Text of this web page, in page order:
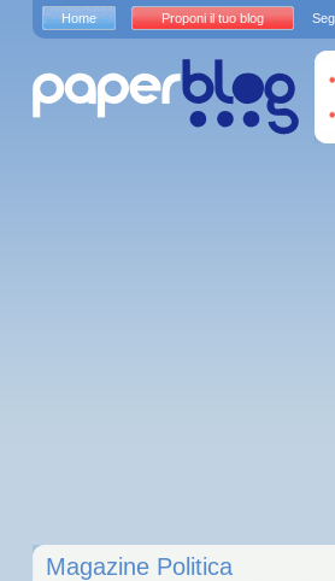
Magazine Politica
Home Proponi il tuo blog